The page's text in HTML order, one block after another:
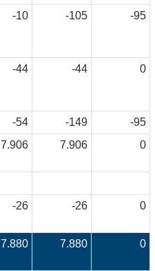
-10 -105 -95
-44 -44 0
-54 -149
-95
7.906 7.906 0
-26 -26 0
7.880 7.880 0